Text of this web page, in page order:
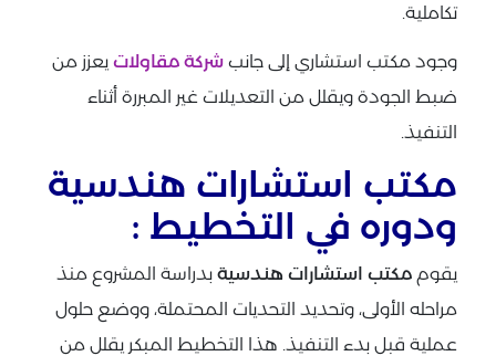
تكاملية.
وجود مكتب استشاري إلى جانب شركة مقاولات يعزز من
ضبط الجودة ويقلل من التعديلات غير المبررة أثناء
التنفيذ.
مكتب استشارات هندسية
ودوره في التخطيط :
يقوم مكتب استشارات هندسية بدراسة المشروع منذ
مراحله الأولى، وتحديد التحديات المحتملة، ووضع حلول
عملية قبل بدء التنفيذ. هذا التخطيط المبكر يقلل من